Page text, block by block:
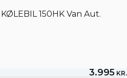
150HK Van Aut.
3.995 KR.